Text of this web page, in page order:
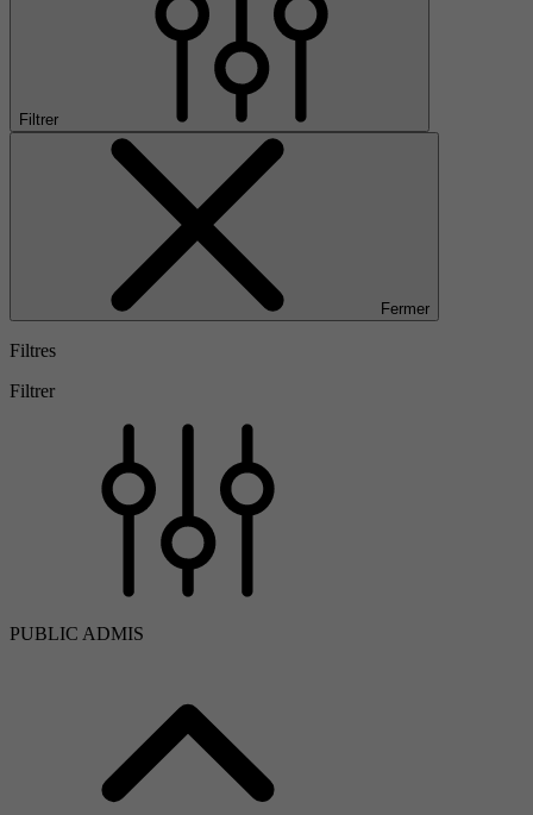
Filtrer
Fermer
Filtres
Filtrer
PUBLIC ADMIS